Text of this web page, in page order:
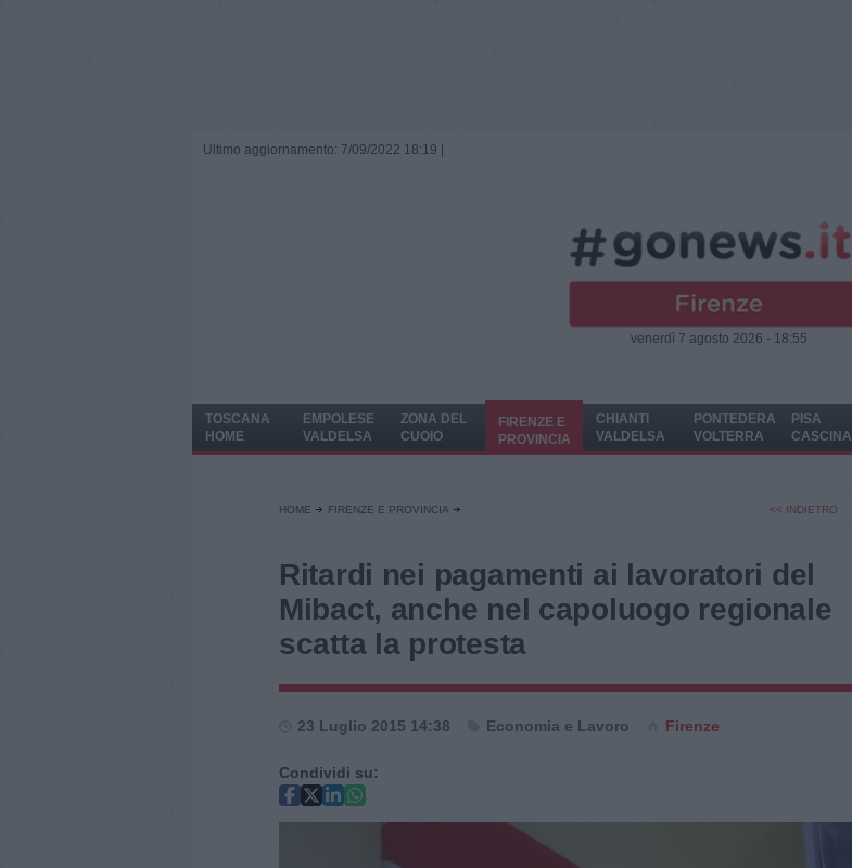
Ultimo aggiornamento: 7/09/2022 18:19 |
venerdì 7 agosto 2026 - 18:55
TOSCANA
HOME
EMPOLESE
VALDELSA
ZONA DEL
CUOIO
FIRENZE E
PROVINCIA
CHIANTI
VALDELSA
PONTEDERA
VOLTERRA
PISA
CASCINA
HOME FIRENZE E PROVINCIA << INDIETRO
Ritardi nei pagamenti ai lavoratori del
Mibact, anche nel capoluogo regionale
scatta la protesta
23 Luglio 2015 14:38 Economia e Lavoro Firenze
Condividi su: